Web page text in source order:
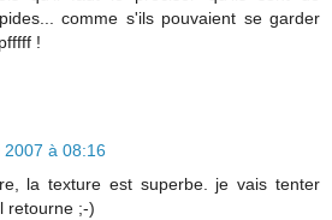
comme s'ils pouvaient se garder
!
2007 à 08:16
la texture est superbe. je vais tenter
retourne ;-)